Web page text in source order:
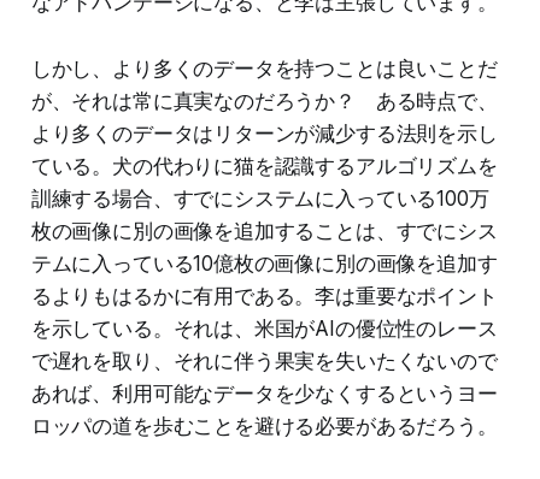
しかし、より多くのデータを持つことは良いことだ
が、それは常に真実なのだろうか？ ある時点で、
より多くのデータはリターンが減少する法則を示し
ている。犬の代わりに猫を認識するアルゴリズムを
訓練する場合、すでにシステムに入っている100万
枚の画像に別の画像を追加することは、すでにシス
テムに入っている10億枚の画像に別の画像を追加す
るよりもはるかに有用である。李は重要なポイント
を示している。それは、米国がAIの優位性のレース
で遅れを取り、それに伴う果実を失いたくないので
あれば、利用可能なデータを少なくするというヨー
ロッパの道を歩むことを避ける必要があるだろう。